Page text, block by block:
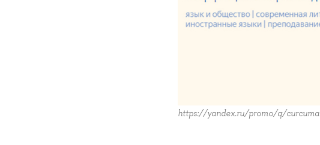
https://yandex.ru/promo/q/curcuma